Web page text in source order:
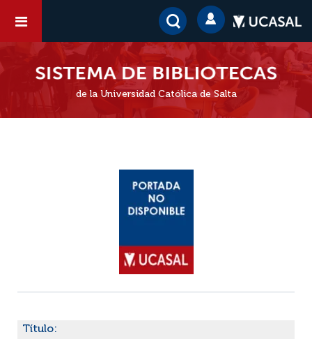
de la Universidad Católica de Salta
Título: